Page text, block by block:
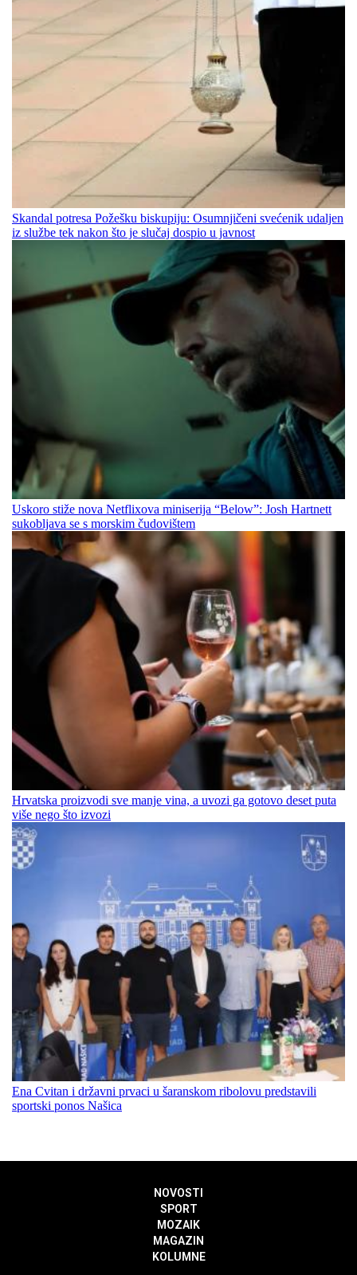
Skandal potresa Požešku biskupiju: Osumnjičeni svećenik udaljen
iz službe tek nakon što je slučaj dospio u javnost
Uskoro stiže nova Netflixova miniserija “Below”: Josh Hartnett
sukobljava se s morskim čudovištem
Hrvatska proizvodi sve manje vina, a uvozi ga gotovo deset puta
više nego što izvozi
Ena Cvitan i državni prvaci u šaranskom ribolovu predstavili
sportski ponos Našica
NOVOSTI
SPORT
MOZAIK
MAGAZIN
KOLUMNE